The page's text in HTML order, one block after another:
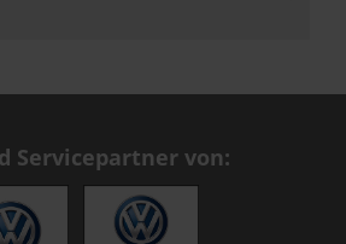
Servicepartner von: